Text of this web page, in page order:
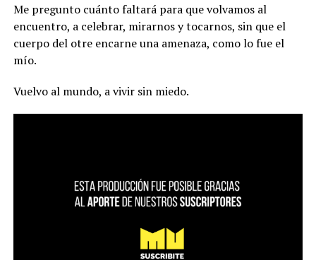
Me pregunto cuánto faltará para que volvamos al
encuentro, a celebrar, mirarnos y tocarnos, sin que el
cuerpo del otre encarne una amenaza, como lo fue el
mío.
Vuelvo al mundo, a vivir sin miedo.